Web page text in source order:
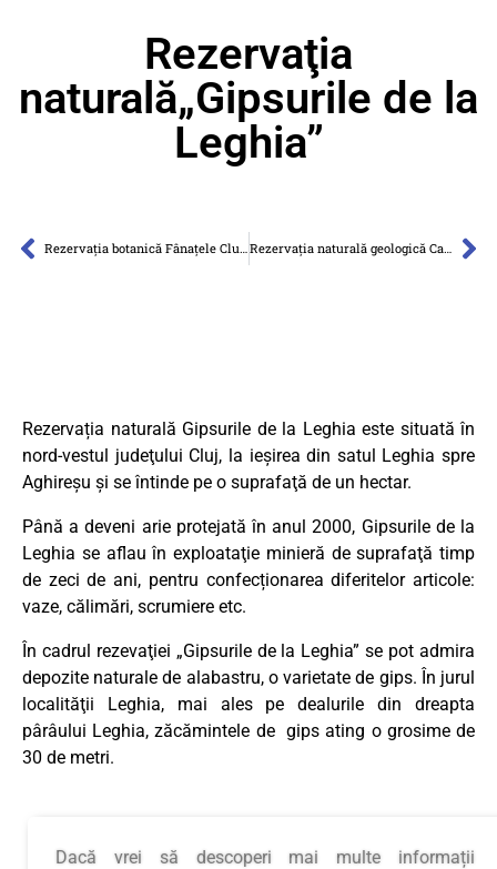
Rezervaţia
naturală„Gipsurile de la
Leghia”
Rezervaţia botanică Fânaţele Clujului Rezervaţia naturală geologică Cariera Corabia
Rezervația naturală Gipsurile de la Leghia este situată în
nord-vestul judeţului Cluj, la ieşirea din satul Leghia spre
Aghireşu şi se întinde pe o suprafaţă de un hectar.
Până a deveni arie protejată în anul 2000, Gipsurile de la
Leghia se aflau în exploataţie minieră de suprafaţă timp
de zeci de ani, pentru confecționarea diferitelor articole:
vaze, călimări, scrumiere etc.
În cadrul rezevaţiei „Gipsurile de la Leghia” se pot admira
depozite naturale de alabastru, o varietate de gips. În jurul
localităţii Leghia, mai ales pe dealurile din dreapta
pârâului Leghia, zăcămintele de gips ating o grosime de
30 de metri.
Dacă vrei să descoperi mai multe informații